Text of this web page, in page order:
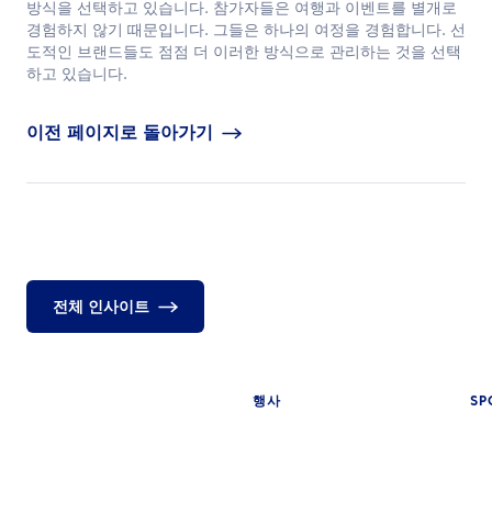
방식을 선택하고 있습니다. 참가자들은 여행과 이벤트를 별개로
경험하지 않기 때문입니다. 그들은 하나의 여정을 경험합니다. 선
도적인 브랜드들도 점점 더 이러한 방식으로 관리하는 것을 선택
하고 있습니다.
이전 페이지로 돌아가기
전체 인사이트
행사